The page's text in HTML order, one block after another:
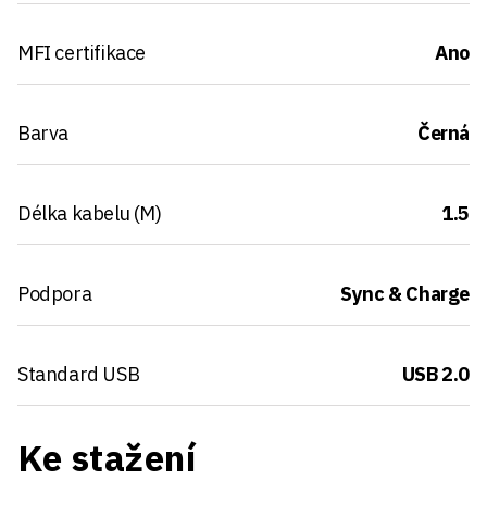
MFI certifikace Ano
Barva Černá
Délka kabelu (M) 1.5
Podpora Sync & Charge
Standard USB USB 2.0
Ke stažení